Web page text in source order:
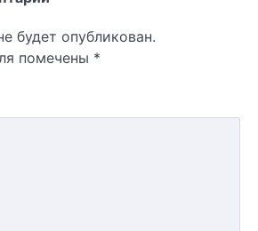
будет опубликован.
помечены *